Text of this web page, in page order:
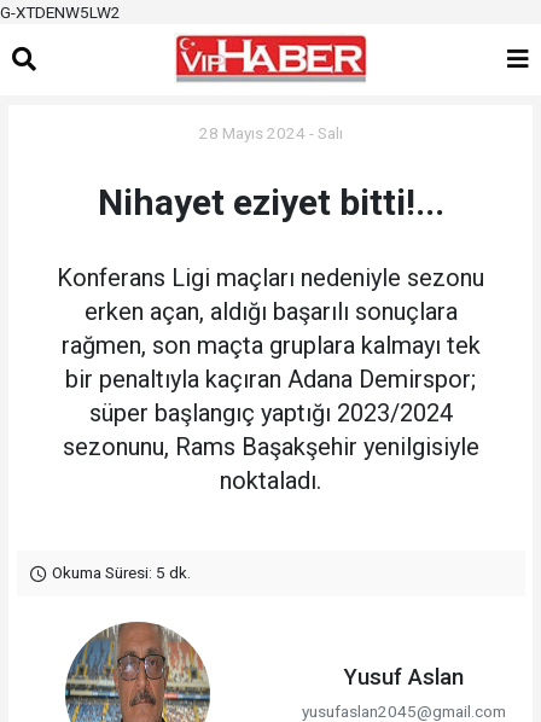
G-XTDENW5LW2
28 Mayıs 2024 - Salı
Nihayet eziyet bitti!...
Konferans Ligi maçları nedeniyle sezonu
erken açan, aldığı başarılı sonuçlara
rağmen, son maçta gruplara kalmayı tek
bir penaltıyla kaçıran Adana Demirspor;
süper başlangıç yaptığı 2023/2024
sezonunu, Rams Başakşehir yenilgisiyle
noktaladı.
Okuma Süresi: 5 dk.
Yusuf Aslan
yusufaslan2045@gmail.com